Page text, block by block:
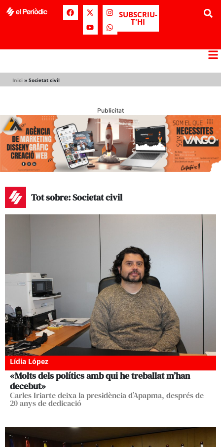
SUBSCRIU-
T'HI
Inici » Societat civil
Publicitat
Tot sobre: Societat civil
Lídia López
«Molts dels polítics amb qui he treballat m’han
decebut»
Carles Iriarte deixa la presidència d’Apapma, després de
20 anys de dedicació